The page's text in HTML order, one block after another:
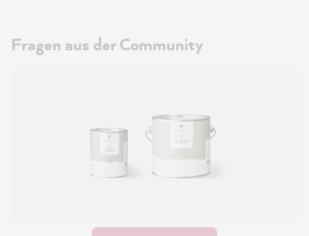
Fragen aus der Community